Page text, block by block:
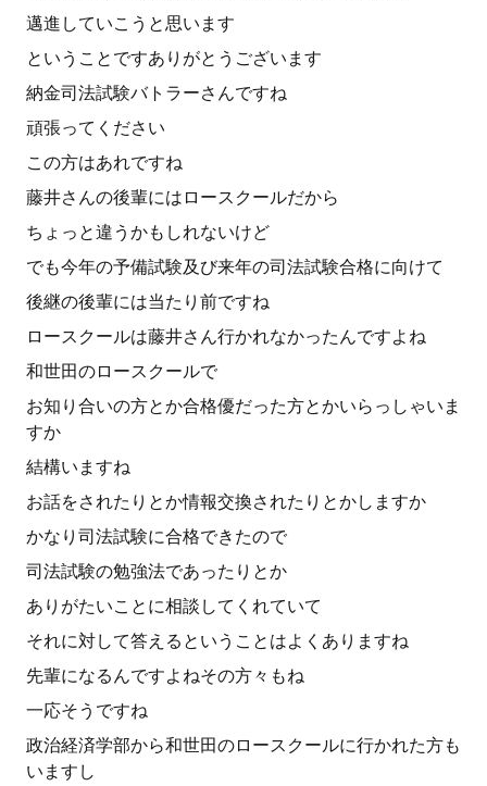
邁進していこうと思います
ということですありがとうございます
納金司法試験バトラーさんですね
頑張ってください
この方はあれですね
藤井さんの後輩にはロースクールだから
ちょっと違うかもしれないけど
でも今年の予備試験及び来年の司法試験合格に向けて
後継の後輩には当たり前ですね
ロースクールは藤井さん行かれなかったんですよね
和世田のロースクールで
お知り合いの方とか合格優だった方とかいらっしゃいま
すか
結構いますね
お話をされたりとか情報交換されたりとかしますか
かなり司法試験に合格できたので
司法試験の勉強法であったりとか
ありがたいことに相談してくれていて
それに対して答えるということはよくありますね
先輩になるんですよねその方々もね
一応そうですね
政治経済学部から和世田のロースクールに行かれた方も
いますし